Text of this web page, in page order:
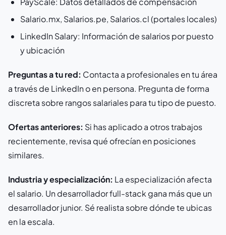
Salario.mx, Salarios.pe, Salarios.cl (portales locales)
LinkedIn Salary: Información de salarios por puesto
y ubicación
Preguntas a tu red: Contacta a profesionales en tu área
a través de LinkedIn o en persona. Pregunta de forma
discreta sobre rangos salariales para tu tipo de puesto.
Ofertas anteriores: Si has aplicado a otros trabajos
recientemente, revisa qué ofrecían en posiciones
similares.
Industria y especialización: La especialización afecta
el salario. Un desarrollador full-stack gana más que un
desarrollador junior. Sé realista sobre dónde te ubicas
en la escala.